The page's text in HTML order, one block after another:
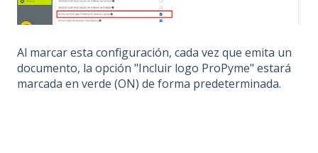
Al marcar esta configuración, cada vez que emita un
documento, la opción "Incluir logo ProPyme" estará
marcada en verde (ON) de forma predeterminada.